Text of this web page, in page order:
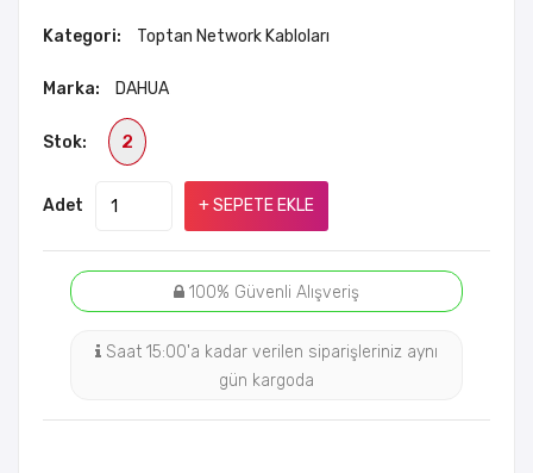
Kategori: Toptan Network Kabloları
Marka: DAHUA
Stok: 2
Adet + SEPETE EKLE
100% Güvenli Alışveriş
Saat 15:00'a kadar verilen siparişleriniz aynı
gün kargoda